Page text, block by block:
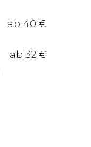
ab 40 €
ab 32 €